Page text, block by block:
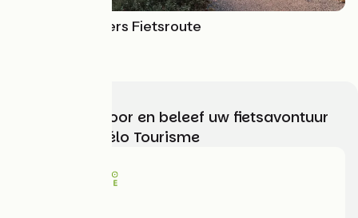
Canal des 2 Mers Fietsroute
Kies, bereid voor en beleef uw fietsavontuur
met France Vélo Tourisme